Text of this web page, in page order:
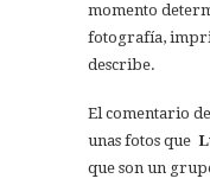
momento
fotografía,
describe.
El comentario
unas fotos que
que son un